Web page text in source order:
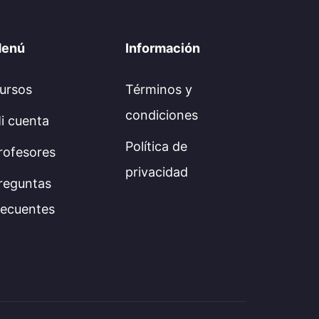
cuenta
Información
Términos y
condiciones
Política de
privacidad